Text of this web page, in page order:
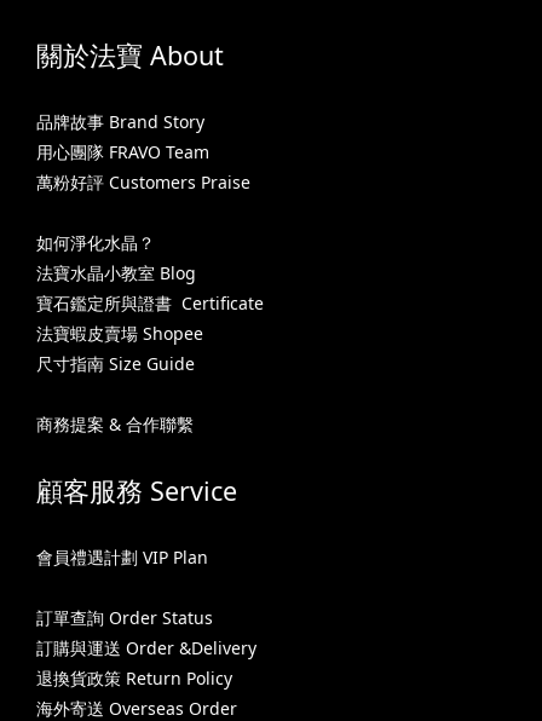
關於法寶 About
品牌故事 Brand Story
用心團隊 FRAVO Team
萬粉好評 Customers Praise
如何淨化水晶？
法寶水晶小教室 Blog
寶石鑑定所與證書 Certificate
法寶蝦皮賣場 Shopee
尺寸指南 Size Guide
商務提案 & 合作聯繫
顧客服務 Service
會員禮遇計劃 VIP Plan
訂單查詢 Order Status
訂購與運送 Order &Delivery
退換貨政策 Return Policy
海外寄送 Overseas Order